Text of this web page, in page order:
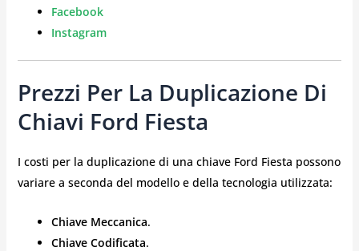
Facebook
Instagram
Prezzi Per La Duplicazione Di
Chiavi Ford Fiesta
I costi per la duplicazione di una chiave Ford Fiesta possono
variare a seconda del modello e della tecnologia utilizzata:
Chiave Meccanica.
Chiave Codificata.